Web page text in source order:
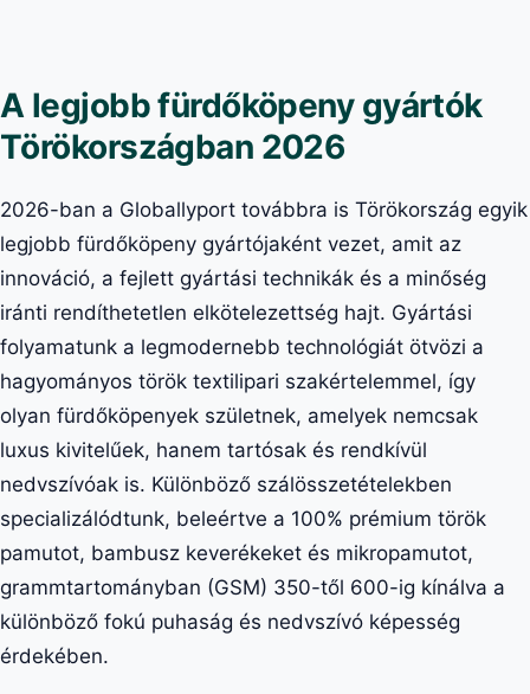
A legjobb fürdőköpeny gyártók
Törökországban 2026
2026-ban a Globallyport továbbra is Törökország egyik
legjobb fürdőköpeny gyártójaként vezet, amit az
innováció, a fejlett gyártási technikák és a minőség
iránti rendíthetetlen elkötelezettség hajt. Gyártási
folyamatunk a legmodernebb technológiát ötvözi a
hagyományos török textilipari szakértelemmel, így
olyan fürdőköpenyek születnek, amelyek nemcsak
luxus kivitelűek, hanem tartósak és rendkívül
nedvszívóak is. Különböző szálösszetételekben
specializálódtunk, beleértve a 100% prémium török
pamutot, bambusz keverékeket és mikropamutot,
grammtartományban (GSM) 350-től 600-ig kínálva a
különböző fokú puhaság és nedvszívó képesség
érdekében.